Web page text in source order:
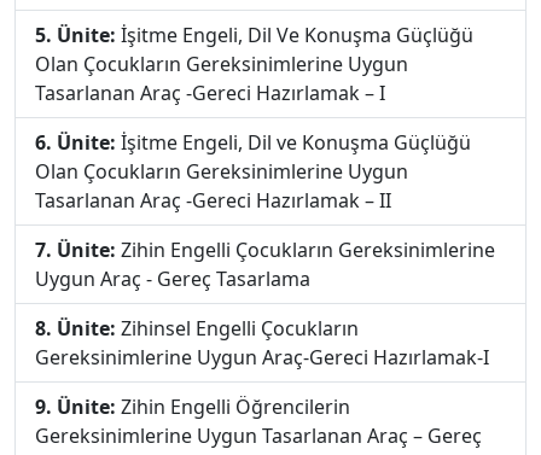
5. Ünite: İşitme Engeli, Dil Ve Konuşma Güçlüğü
Olan Çocukların Gereksinimlerine Uygun
Tasarlanan Araç -Gereci Hazırlamak – I
6. Ünite: İşitme Engeli, Dil ve Konuşma Güçlüğü
Olan Çocukların Gereksinimlerine Uygun
Tasarlanan Araç -Gereci Hazırlamak – II
7. Ünite: Zihin Engelli Çocukların Gereksinimlerine
Uygun Araç - Gereç Tasarlama
8. Ünite: Zihinsel Engelli Çocukların
Gereksinimlerine Uygun Araç-Gereci Hazırlamak-I
9. Ünite: Zihin Engelli Öğrencilerin
Gereksinimlerine Uygun Tasarlanan Araç – Gereç